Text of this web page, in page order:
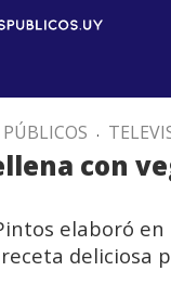
.
con
elaboró en
deliciosa